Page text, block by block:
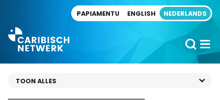
PAPIAMENTU ENGLISH NEDERLANDS